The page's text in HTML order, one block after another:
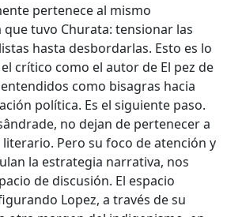
pertenece al mismo
tuvo Churata: tensionar las
hasta desbordarlas. Esto es lo
crítico como el autor de El pez de
como bisagras hacia
política. Es el siguiente paso.
no dejan de pertenecer a
Pero su foco de atención y
la estrategia narrativa, nos
de discusión. El espacio
Lopez, a través de su